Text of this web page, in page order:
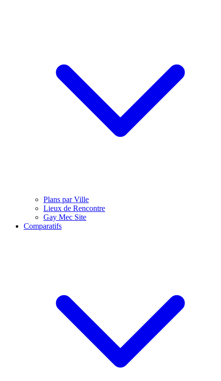
Plans par Ville
Lieux de Rencontre
Gay Mec Site
Comparatifs